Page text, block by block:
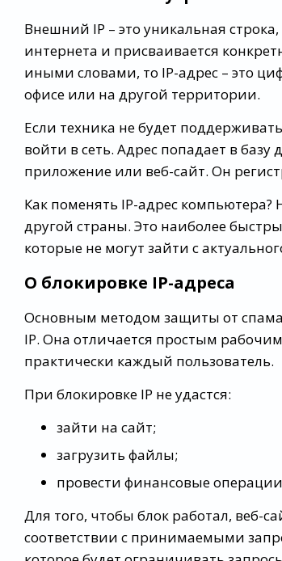
Внешний IP – это уникальная
интернета и присваивается
иными словами, то IP-адрес – это
офисе или на другой территории.
Если техника не будет
войти в сеть. Адрес попадает в
приложение или веб-сайт. Он
Как поменять IP-адрес компьютера?
другой страны. Это наиболее
которые не могут зайти с
О блокировке IP-адреса
Основным методом защиты от спама
IP. Она отличается простым
практически каждый пользователь.
При блокировке IP не удастся:
зайти на сайт;
загрузить файлы;
провести финансовые
Для того, чтобы блок работал, веб-
соответствии с принимаемыми